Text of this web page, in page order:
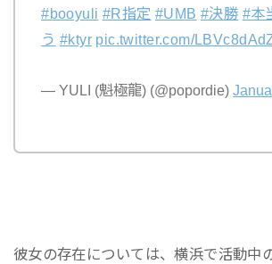
#booyuli #R指定 #UMB #決勝 #本
う #ktyr pic.twitter.com/
— YULI (魁極龍) (@popordie)
彼女の存在については、横浜で活動中